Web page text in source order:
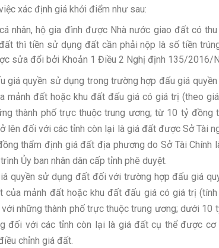
xác định giá khởi điểm như sau:
nhân, hộ gia đình được Nhà nước giao đất có
thì tiền sử dụng đất cần phải nộp là số tiền
sửa đổi bởi Khoản 1 Điều 2 Nghị định 135/2016/
giá quyền sử dụng trong trường hợp đấu giá
mảnh đất hoặc khu đất đấu giá có giá trị (theo
thành phố trực thuộc trung ương; từ 10 tỷ đồng
lên đối với các tỉnh còn lại là giá đất được Sở Tài
thẩm định giá đất địa phương do Sở Tài
Ủy ban nhân dân cấp tỉnh phê duyệt.
quyền sử dụng đất đối với trường hợp đấu giá
của mảnh đất hoặc khu đất đấu giá có giá trị
những thành phố trực thuộc trung ương; dưới 10
đối với các tỉnh còn lại là giá đất cụ thể được cơ
chỉnh giá đất.